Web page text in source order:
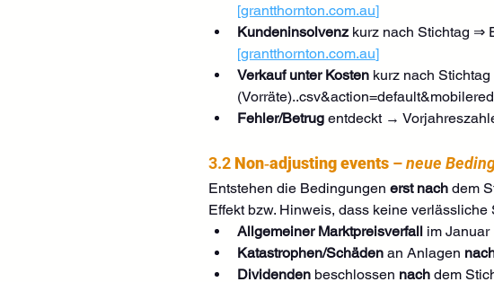
[grantthornton.com.au]
Kundeninsolvenz kurz nach Stichtag ⇒
[grantthornton.com.au]
Verkauf unter Kosten kurz nach
Fehler/Betrug entdeckt →
3.2 Non‑adjusting events – neue
Entstehen die Bedingungen erst nach dem
Effekt bzw. Hinweis, dass keine
Allgemeiner Marktpreisverfall im
Katastrophen/Schäden an Anlagen
Dividenden beschlossen nach dem